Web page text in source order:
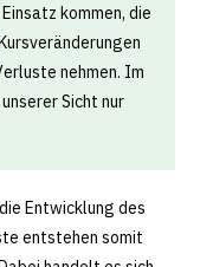
kommen, die
nehmen. Im
Sicht nur
Entwicklung des
entstehen somit